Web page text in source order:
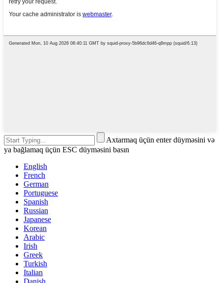
Axtarmaq üçün enter düyməsini və
ya bağlamaq üçün ESC düyməsini basın
English
French
German
Portuguese
Spanish
Russian
Japanese
Korean
Arabic
Irish
Greek
Turkish
Italian
Danish